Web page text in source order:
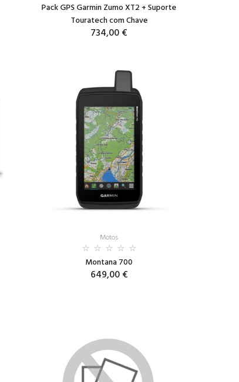
Pack GPS Garmin Zumo XT2 + Suporte
Touratech com Chave
734,00 €
Motos
Montana 700
649,00 €